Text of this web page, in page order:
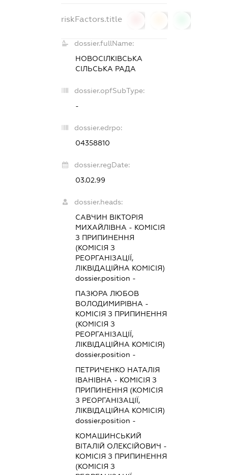
riskFactors.title
dossier.fullName:
НОВОСІЛКІВСЬКА
СІЛЬСЬКА РАДА
dossier.opfSubType:
-
dossier.edrpo:
04358810
dossier.regDate:
03.02.99
dossier.heads:
САВЧИН ВІКТОРІЯ
МИХАЙЛІВНА - КОМІСІЯ
З ПРИПИНЕННЯ
(КОМІСІЯ З
РЕОРГАНІЗАЦІЇ,
ЛІКВІДАЦІЙНА КОМІСІЯ)
dossier.position -
ПАЗЮРА ЛЮБОВ
ВОЛОДИМИРІВНА -
КОМІСІЯ З ПРИПИНЕННЯ
(КОМІСІЯ З
РЕОРГАНІЗАЦІЇ,
ЛІКВІДАЦІЙНА КОМІСІЯ)
dossier.position -
ПЕТРИЧЕНКО НАТАЛІЯ
ІВАНІВНА - КОМІСІЯ З
ПРИПИНЕННЯ (КОМІСІЯ
З РЕОРГАНІЗАЦІЇ,
ЛІКВІДАЦІЙНА КОМІСІЯ)
dossier.position -
КОМАШИНСЬКИЙ
ВІТАЛІЙ ОЛЕКСІЙОВИЧ -
КОМІСІЯ З ПРИПИНЕННЯ
(КОМІСІЯ З